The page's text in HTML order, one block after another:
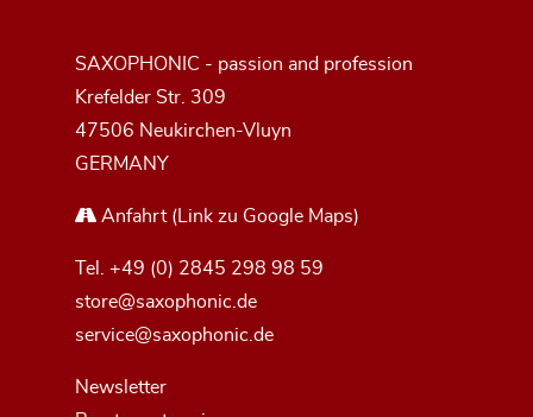
SAXOPHONIC - passion and profession
Krefelder Str. 309
47506 Neukirchen-Vluyn
GERMANY
Anfahrt(Link zu Google Maps)
Tel. +49 (0) 2845 298 98 59
store@saxophonic.de
service@saxophonic.de
Newsletter